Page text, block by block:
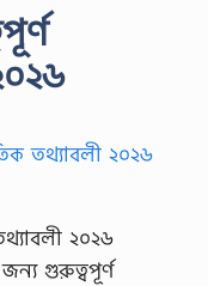
২০২৬
গুরুত্বপূর্ণ